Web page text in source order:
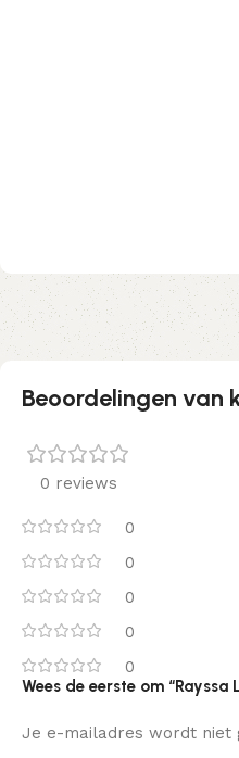
Beoordelingen van
0 reviews
0
0
0
0
0
Wees de eerste om “Rayssa
Je e-mailadres wordt niet